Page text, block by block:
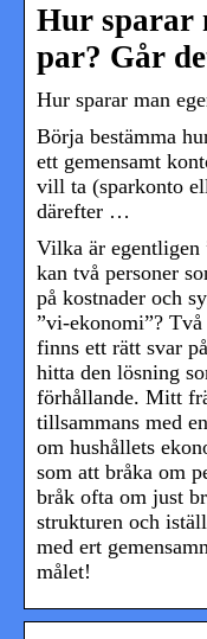
Hur sparar
par? Går
Hur sparar man
Börja bestämma
ett gemensamt
vill ta (sparkonto
därefter …
Vilka är egentligen
kan två personer
på kostnader och
”vi-ekonomi”?
finns ett rätt svar
hitta den lösning
förhållande. Mitt
tillsammans med
om hushållets
som att bråka om
bråk ofta om just
strukturen och
med ert
målet!